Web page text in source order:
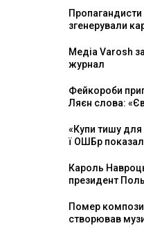
згенерували
Медіа Varosh
журнал
Фейкороби
Ляєн слова:
«Купи тишу для
ї ОШБр
Кароль
президент
Помер
створював